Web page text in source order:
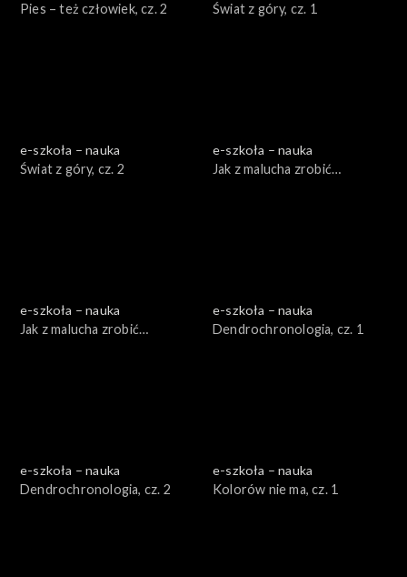
Pies – też człowiek, cz. 2
Świat z góry, cz. 1
e-szkoła – nauka
Świat z góry, cz. 2
e-szkoła – nauka
Jak z malucha zrobić
e-szkoła – nauka
Jak z malucha zrobić
e-szkoła – nauka
Dendrochronologia, cz. 1
e-szkoła – nauka
Dendrochronologia, cz. 2
e-szkoła – nauka
Kolorów nie ma, cz. 1